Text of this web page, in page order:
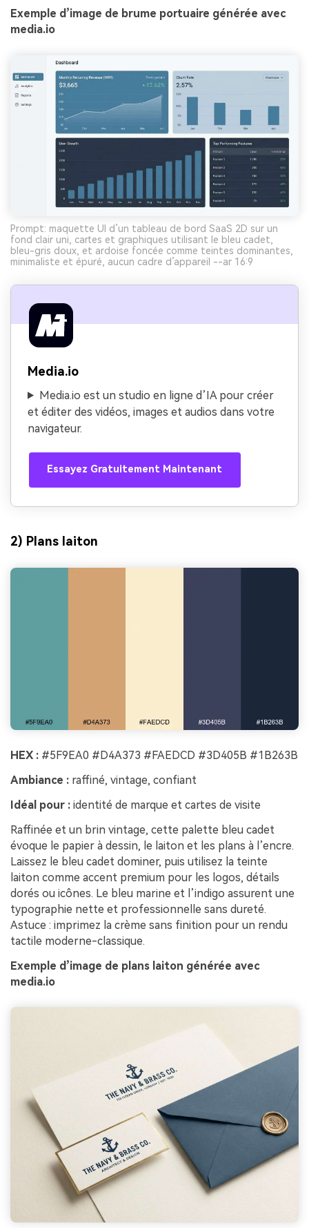
Exemple d’image de brume portuaire générée avec
media.io
Prompt: maquette UI d’un tableau de bord SaaS 2D sur un
fond clair uni, cartes et graphiques utilisant le bleu cadet,
bleu-gris doux, et ardoise foncée comme teintes dominantes,
minimaliste et épuré, aucun cadre d’appareil --ar 16:9
Media.io
Media.io est un studio en ligne d’IA pour créer
et éditer des vidéos, images et audios dans votre
navigateur.
Essayez Gratuitement Maintenant
2) Plans laiton
HEX : #5F9EA0 #D4A373 #FAEDCD #3D405B #1B263B
Ambiance : raffiné, vintage, confiant
Idéal pour : identité de marque et cartes de visite
Raffinée et un brin vintage, cette palette bleu cadet
évoque le papier à dessin, le laiton et les plans à l’encre.
Laissez le bleu cadet dominer, puis utilisez la teinte
laiton comme accent premium pour les logos, détails
dorés ou icônes. Le bleu marine et l’indigo assurent une
typographie nette et professionnelle sans dureté.
Astuce : imprimez la crème sans finition pour un rendu
tactile moderne-classique.
Exemple d’image de plans laiton générée avec
media.io